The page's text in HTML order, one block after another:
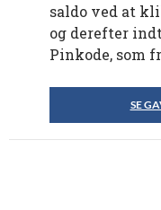
saldo ved at
og derefter
Pinkode, som
SE